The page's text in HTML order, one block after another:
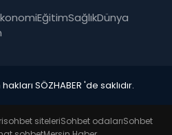
EğitimSağlıkDünya
SÖZHABER 'de saklıdır.
sohbet siteleriSohbet odalarıSohbet